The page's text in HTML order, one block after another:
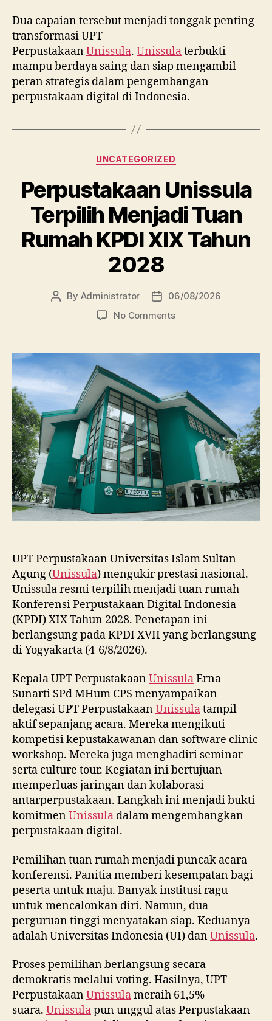
Dua capaian tersebut menjadi tonggak penting
transformasi UPT
PerpustakaanUnissula. Unissulaterbukti
mampu berdaya saing dan siap mengambil
peran strategis dalam pengembangan
perpustakaan digital di Indonesia.
Categories
UNCATEGORIZED
Perpustakaan Unissula
Terpilih Menjadi Tuan
Rumah KPDI XIX Tahun
2028
Post
By Administrator
Post
date
06/08/2026
No Commentson
Terpilih
Rumah
KPDI
XIX
Tahun
2028
UPT Perpustakaan Universitas Islam Sultan
Agung (Unissula) mengukir prestasi nasional.
Unissula resmi terpilih menjadi tuan rumah
Konferensi Perpustakaan Digital Indonesia
(KPDI) XIX Tahun 2028. Penetapan ini
berlangsung pada KPDI XVII yang berlangsung
di Yogyakarta (4-6/8/2026).
Kepala UPT PerpustakaanUnissulaErna
Sunarti SPd MHum CPS menyampaikan
delegasi UPT PerpustakaanUnissulatampil
aktif sepanjang acara. Mereka mengikuti
kompetisi kepustakawanan dan software clinic
workshop. Mereka juga menghadiri seminar
serta culture tour. Kegiatan ini bertujuan
memperluas jaringan dan kolaborasi
antarperpustakaan. Langkah ini menjadi bukti
komitmenUnissula dalam mengembangkan
perpustakaan digital.
Pemilihan tuan rumah menjadi puncak acara
konferensi. Panitia memberi kesempatan bagi
peserta untuk maju. Banyak institusi ragu
untuk mencalonkan diri. Namun, dua
perguruan tinggi menyatakan siap. Keduanya
adalah Universitas Indonesia (UI) danUnissula.
Proses pemilihan berlangsung secara
demokratis melalui voting. Hasilnya, UPT
PerpustakaanUnissulameraih 61,5%
suara. Unissulapun unggul atas Perpustakaan